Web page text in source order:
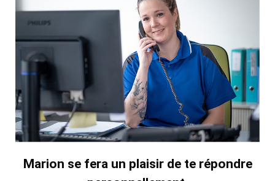
Marion se fera un plaisir de te répondre